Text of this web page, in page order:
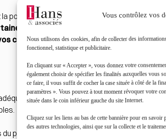
Vous contrôlez vos
Nous utilisons des cookies, afin de collecter des
fonctionnel, statistique et publicitaire.
En cliquant sur « Accepter », vous donnez votre
également choisir de spécifier les finalités auxquelles vous
ce faire, il vous suffit de cocher la case située à côté de la
paramètres ». Vous pouvez à tout moment révoquer votre
située dans le coin inférieur gauche du site Internet.
Cliquez sur les liens au bas de cette bannière pour en
des autres technologies, ainsi que sur la collecte et le
la possibilité dedéfinir un montant minimum
cartes bancaires
clients,préalablementet demanière
visant à les informer. Les panneaux à
paiement par carte bancaire, il existe 2 cas